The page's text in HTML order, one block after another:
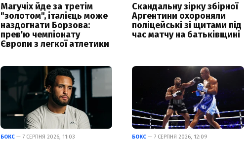
Магучіх йде за третім
"золотом", італієць може
наздогнати Борзова:
прев'ю чемпіонату
Європи з легкої атлетики
Скандальну зірку збірної
Аргентини охороняли
поліцейські зі щитами під
час матчу на батьківщині
БОКС— 7 СЕРПНЯ 2026, 11:03 БОКС — 7 СЕРПНЯ 2026, 12:09